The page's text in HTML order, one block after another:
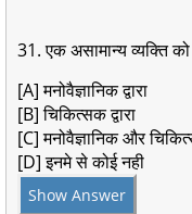
31. एक असामान्य व्यक्ति
[A] मनोवैज्ञानिक द्वारा
[B] चिकित्सक द्वारा
[C] मनोवैज्ञानिक और
[D] इनमे से कोई नही
Show Answer